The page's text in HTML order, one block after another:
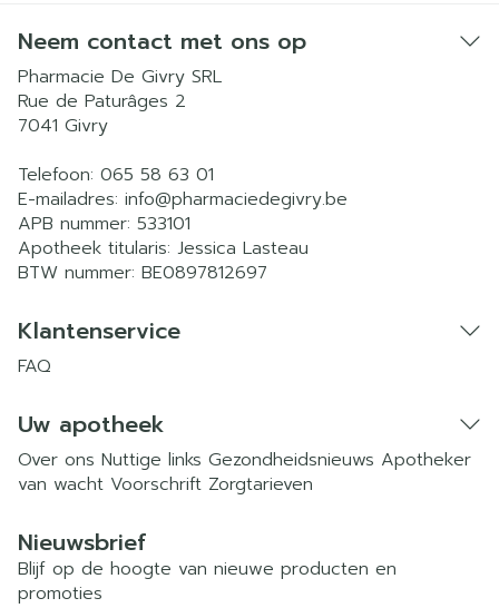
Neem contact met ons op
Pharmacie De Givry SRL
Rue de Paturâges 2
7041 Givry
Telefoon: 065 58 63 01
E-mailadres: info@pharmaciedegivry.be
APB nummer: 533101
Apotheek titularis: Jessica Lasteau
BTW nummer: BE0897812697
Klantenservice
FAQ
Uw apotheek
Over ons Nuttige links Gezondheidsnieuws Apotheker
van wacht Voorschrift Zorgtarieven
Nieuwsbrief
Blijf op de hoogte van nieuwe producten en
promoties